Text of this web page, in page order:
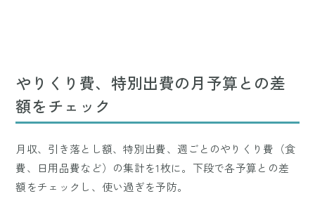
やりくり費、特別出費の月予算との差
額をチェック
月収、引き落とし額、特別出費、週ごとのやりくり費（食
費、日用品費など）の集計を1枚に。下段で各予算との差
額をチェックし、使い過ぎを予防。